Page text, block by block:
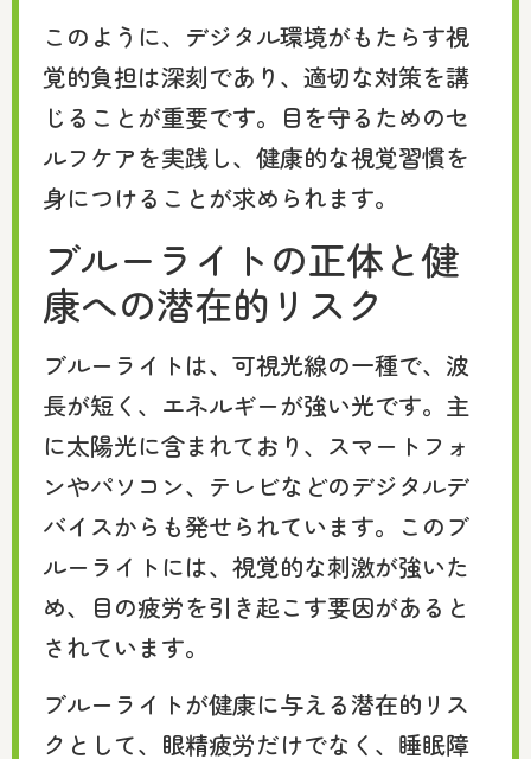
このように、デジタル環境がもたらす視
覚的負担は深刻であり、適切な対策を講
じることが重要です。目を守るためのセ
ルフケアを実践し、健康的な視覚習慣を
身につけることが求められます。
ブルーライトの正体と健
康への潜在的リスク
ブルーライトは、可視光線の一種で、波
長が短く、エネルギーが強い光です。主
に太陽光に含まれており、スマートフォ
ンやパソコン、テレビなどのデジタルデ
バイスからも発せられています。このブ
ルーライトには、視覚的な刺激が強いた
め、目の疲労を引き起こす要因があると
されています。
ブルーライトが健康に与える潜在的リス
クとして、眼精疲労だけでなく、睡眠障